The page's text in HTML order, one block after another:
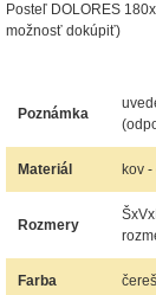
Posteľ DOLORES
možnosť dokúpiť)
Poznámka
Materiál kov
Rozmery
Farba